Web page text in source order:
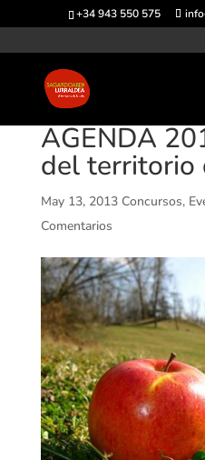
+34 943 550 575
AGENDA
del territorio
May 13, 2013 Concursos,
Comentarios